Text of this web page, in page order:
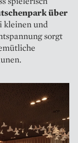
über
kleinen und
sorgt